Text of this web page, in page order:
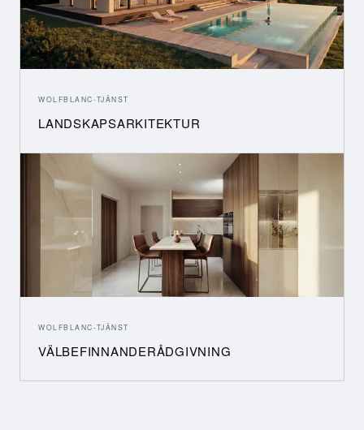
WOLFBLANC-TJÄNST
LANDSKAPSARKITEKTUR
WOLFBLANC-TJÄNST
VÄLBEFINNANDERÅDGIVNING